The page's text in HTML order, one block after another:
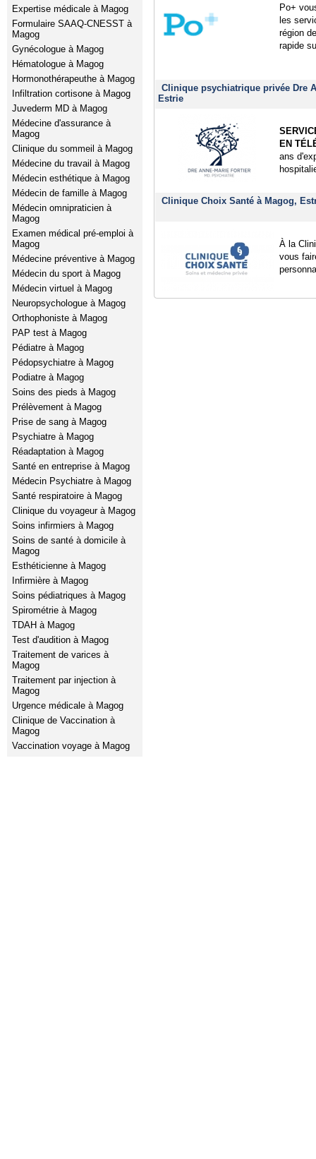
Expertise médicale à Magog
Formulaire SAAQ-CNESST à
Magog
Gynécologue à Magog
Hématologue à Magog
Hormonothérapeuthe à Magog
Infiltration cortisone à Magog
Juvederm MD à Magog
Médecine d'assurance à
Magog
Clinique du sommeil à Magog
Médecine du travail à Magog
Médecin esthétique à Magog
Médecin de famille à Magog
Médecin omnipraticien à
Magog
Examen médical pré-emploi à
Magog
Médecine préventive à Magog
Médecin du sport à Magog
Médecin virtuel à Magog
Neuropsychologue à Magog
Orthophoniste à Magog
PAP test à Magog
Pédiatre à Magog
Pédopsychiatre à Magog
Podiatre à Magog
Soins des pieds à Magog
Prélèvement à Magog
Prise de sang à Magog
Psychiatre à Magog
Réadaptation à Magog
Santé en entreprise à Magog
Médecin Psychiatre à Magog
Santé respiratoire à Magog
Clinique du voyageur à Magog
Soins infirmiers à Magog
Soins de santé à domicile à
Magog
Esthéticienne à Magog
Infirmière à Magog
Soins pédiatriques à Magog
Spirométrie à Magog
TDAH à Magog
Test d'audition à Magog
Traitement de varices à
Magog
Traitement par injection à
Magog
Urgence médicale à Magog
Clinique de Vaccination à
Magog
Vaccination voyage à Magog
Po+
les
région
rapide
Clinique psychiatrique privée Dre
Estrie
EN
ans
Clinique Choix Santé à Magog,
À la
vous